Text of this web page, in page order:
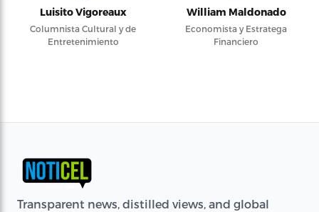
Luisito Vigoreaux
Columnista Cultural y de
Entretenimiento
William Maldonado
Economista y Estratega
Financiero
Transparent news, distilled views, and global